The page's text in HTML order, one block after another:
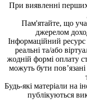
При виявленні перших
Пам'ятайте, що
джерелом
Інформаційний
реальні та/або
жодній формі оплату
можуть бути
Будь-які матеріали на
публікуються